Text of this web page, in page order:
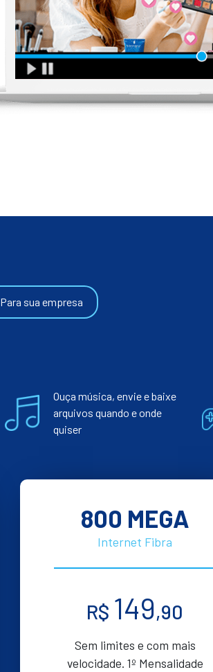
Para sua empresa
Ouça música, envie e baixe
arquivos quando e onde
quiser
800 MEGA
Internet Fibra
R$ 149,90
Sem limites e com mais
velocidade. 1º Mensalidade